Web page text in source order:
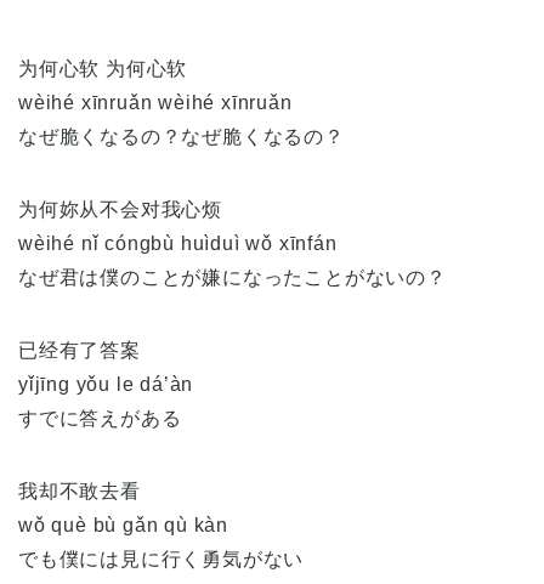
为何心软 为何心软
wèihé xīnruǎn wèihé xīnruǎn
なぜ脆くなるの？なぜ脆くなるの？
为何妳从不会对我心烦
wèihé nǐ cóngbù huìduì wǒ xīnfán
なぜ君は僕のことが嫌になったことがないの？
已经有了答案
yǐjīng yǒu le dá’àn
すでに答えがある
我却不敢去看
wǒ què bù gǎn qù kàn
でも僕には見に行く勇気がない